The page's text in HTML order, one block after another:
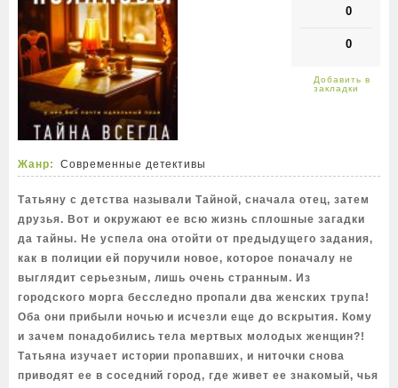
0
0
Жанр: Современные детективы
Татьяну с детства называли Тайной, сначала отец, затем
друзья. Вот и окружают ее всю жизнь сплошные загадки
да тайны. Не успела она отойти от предыдущего задания,
как в полиции ей поручили новое, которое поначалу не
выглядит серьезным, лишь очень странным. Из
городского морга бесследно пропали два женских трупа!
Оба они прибыли ночью и исчезли еще до вскрытия. Кому
и зачем понадобились тела мертвых молодых женщин?!
Татьяна изучает истории пропавших, и ниточки снова
приводят ее в соседний город, где живет ее знакомый, чья